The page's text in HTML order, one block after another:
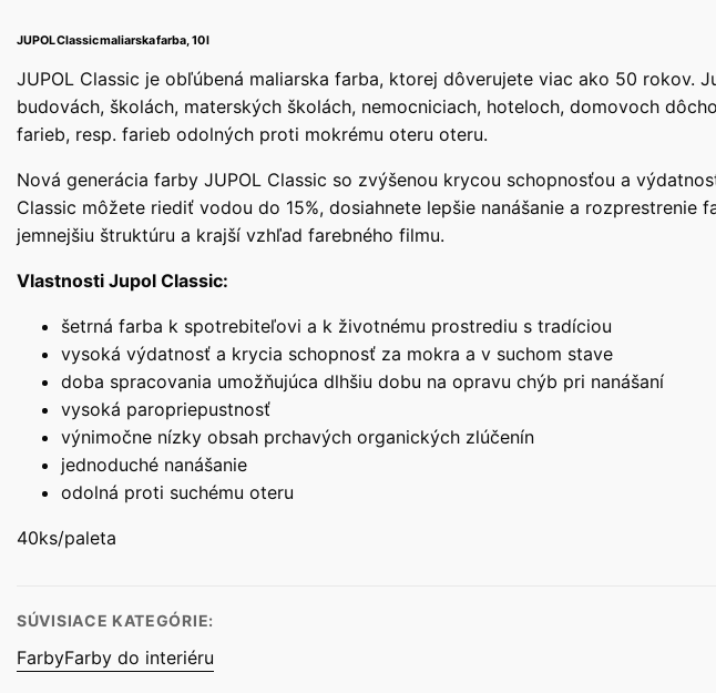
JUPOL Classic maliarska farba, 10 l
JUPOL Classic je obľúbená maliarska farba, ktorej dôverujete viac ako 50
budovách, školách, materských školách, nemocniciach, hoteloch, domovoch
farieb, resp. farieb odolných proti mokrému oteru oteru.
Nová generácia farby JUPOL Classic so zvýšenou krycou schopnosťou a
Classic môžete riediť vodou do 15%, dosiahnete lepšie nanášanie a
jemnejšiu štruktúru a krajší vzhľad farebného filmu.
Vlastnosti Jupol Classic:
šetrná farba k spotrebiteľovi a k životnému prostrediu s tradíciou
vysoká výdatnosť a krycia schopnosť za mokra a v suchom stave
doba spracovania umožňujúca dlhšiu dobu na opravu chýb pri nanášaní
vysoká paropriepustnosť
výnimočne nízky obsah prchavých organických zlúčenín
jednoduché nanášanie
odolná proti suchému oteru
40ks/paleta
SÚVISIACE KATEGÓRIE:
FarbyFarby do interiéru